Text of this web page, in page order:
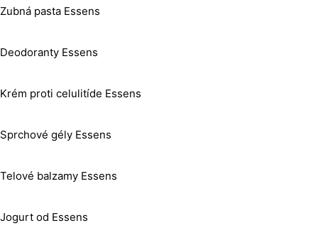
Zubná pasta Essens
Deodoranty Essens
Krém proti celulitíde Essens
Sprchové gély Essens
Telové balzamy Essens
Jogurt od Essens